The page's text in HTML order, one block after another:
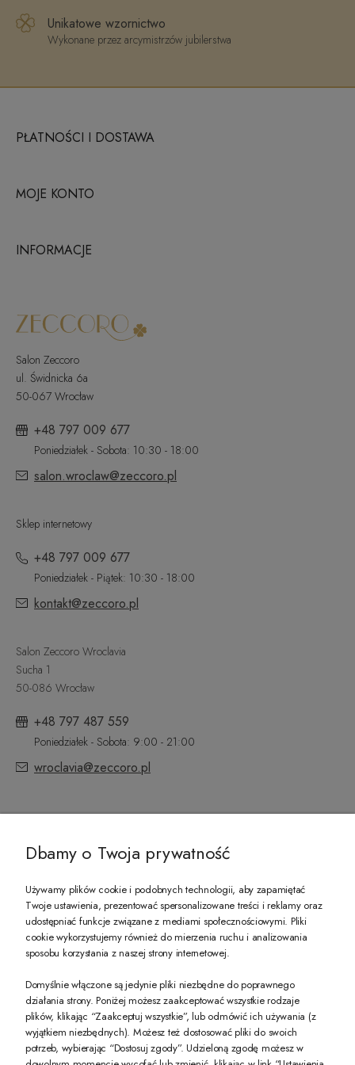
Unikatowe wzornictwo
Wykonane przez arcymistrzów jubilerstwa
PŁATNOŚCI I DOSTAWA
MOJE KONTO
INFORMACJE
Salon Zeccoro
ul. Świdnicka 6a
50-067 Wrocław
+48 797 009 677
Poniedziałek - Sobota: 10:30 - 18:00
salon.wroclaw@zeccoro.pl
Sklep internetowy
+48 797 009 677
Poniedziałek - Piątek: 10:30 - 18:00
kontakt@zeccoro.pl
Salon Zeccoro Wroclavia
Sucha 1
50-086 Wrocław
+48 797 487 559
Poniedziałek - Sobota: 9:00 - 21:00
wroclavia@zeccoro.pl
PREZENT DLA CIEBIE!
-10% na pierwsze zakupy na zeccoro.pl Gdy zapiszesz się do naszego
Twoje dane będą przetwarzane zgodnie z nasząpolityką prywatności
Dbamy o Twoja prywatność
Używamy plików cookie i podobnych technologii, aby zapamiętać
Twoje ustawienia, prezentować spersonalizowane treści i reklamy oraz
udostępniać funkcje związane z mediami społecznościowymi. Pliki
cookie wykorzystujemy również do mierzenia ruchu i analizowania
sposobu korzystania z naszej strony internetowej.
Domyślnie włączone są jedynie pliki niezbędne do poprawnego
działania strony. Poniżej możesz zaakceptować wszystkie rodzaje
plików, klikając “Zaakceptuj wszystkie”, lub odmówić ich używania (z
wyjątkiem niezbędnych). Możesz też dostosować pliki do swoich
potrzeb, wybierając “Dostosuj zgody”. Udzieloną zgodę możesz w